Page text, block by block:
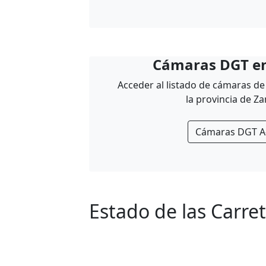
Cámaras DGT
Acceder al listado de cámaras
la provincia de
Cámaras DGT
Estado de las